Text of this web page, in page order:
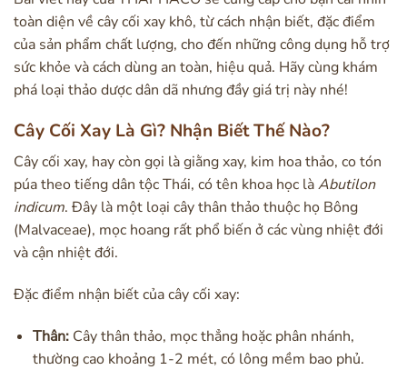
toàn diện về cây cối xay khô, từ cách nhận biết, đặc điểm
của sản phẩm chất lượng, cho đến những công dụng hỗ trợ
sức khỏe và cách dùng an toàn, hiệu quả. Hãy cùng khám
phá loại thảo dược dân dã nhưng đầy giá trị này nhé!
Cây Cối Xay Là Gì? Nhận Biết Thế Nào?
Cây cối xay, hay còn gọi là giằng xay, kim hoa thảo, co tón
púa theo tiếng dân tộc Thái, có tên khoa học làAbutilon
indicum. Đây là một loại cây thân thảo thuộc họ Bông
(Malvaceae), mọc hoang rất phổ biến ở các vùng nhiệt đới
và cận nhiệt đới.
Đặc điểm nhận biết của cây cối xay:
Thân:Cây thân thảo, mọc thẳng hoặc phân nhánh,
thường cao khoảng 1-2 mét, có lông mềm bao phủ.